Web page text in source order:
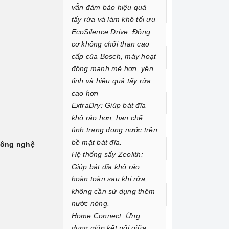
nghệ
vẫn đảm bảo hiệu quả
tẩy rửa và làm khô tối ưu
EcoSilence Drive: Động
cơ không chổi than cao
cấp của Bosch, máy hoạt
động mạnh mẽ hơn, yên
tĩnh và hiệu quả tẩy rửa
cao hơn
ExtraDry: Giúp bát đĩa
khô ráo hơn, hạn chế
tình trạng đọng nước trên
bề mặt bát đĩa.
Hệ thống sấy Zeolith:
Giúp bát đĩa khô ráo
hoàn toàn sau khi rửa,
không cần sử dụng thêm
nước nóng.
Home Connect: Ứng